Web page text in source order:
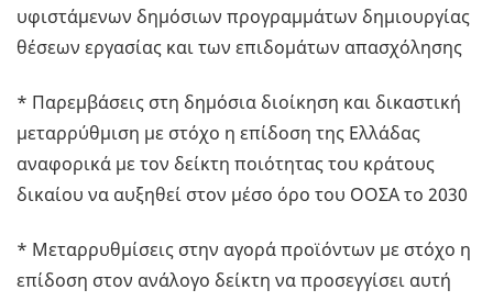
υφιστάμενων δημόσιων προγραμμάτων δημιουργίας
θέσεων εργασίας και των επιδομάτων απασχόλησης
* Παρεμβάσεις στη δημόσια διοίκηση και δικαστική
μεταρρύθμιση με στόχο η επίδοση της Ελλάδας
αναφορικά με τον δείκτη ποιότητας του κράτους
δικαίου να αυξηθεί στον μέσο όρο του ΟΟΣΑ το 2030
* Μεταρρυθμίσεις στην αγορά προϊόντων με στόχο η
επίδοση στον ανάλογο δείκτη να προσεγγίσει αυτή